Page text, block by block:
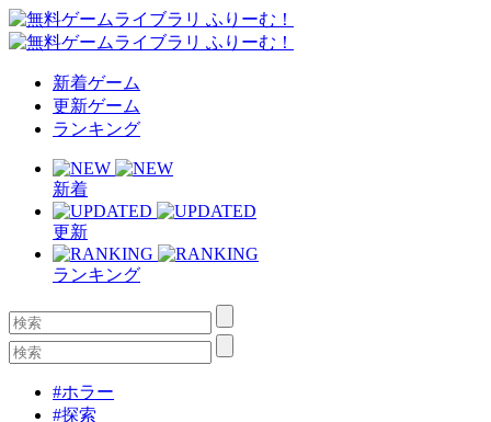
新着ゲーム
更新ゲーム
ランキング
新着
更新
ランキング
#ホラー
#探索